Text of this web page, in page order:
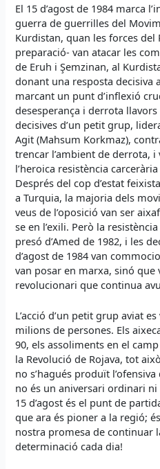
El 15 d’agost de 1984 marca
guerra de guerrilles del
Kurdistan, quan les forces del
preparació- van atacar les
de Eruh i Şemzinan, al
donant una resposta decisiva
marcant un punt d’inflexió
desesperança i derrota
decisives d’un petit grup,
Agit (Mahsum Korkmaz),
trencar l’ambient de derrota,
l’heroica resistència
Després del cop d’estat
a Turquia, la majoria dels
veus de l’oposició van ser
se en l’exili. Però la
presó d’Amed de 1982, i les
d’agost de 1984 van
van posar en marxa, sinó
revolucionari que continua
L’acció d’un petit grup aviat
milions de persones. Els
90, els assoliments en el
la Revolució de Rojava, tot
no s’hagués produït l’ofensiva
no és un aniversari ordinari
15 d’agost és el punt de
que ara és pioner a la regió;
nostra promesa de continuar
determinació cada dia!